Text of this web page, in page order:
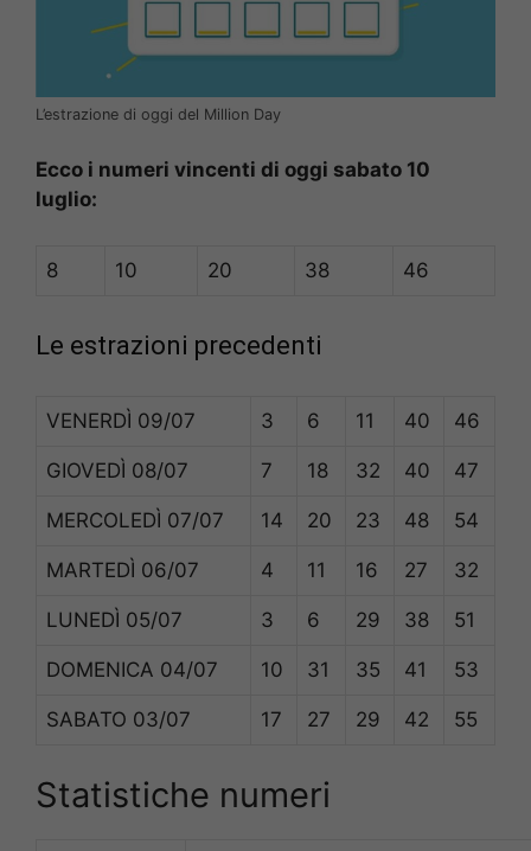
L’estrazione di oggi del Million Day
Ecco i numeri vincenti di oggi sabato 10
luglio:
8 10 20 38 46
Le estrazioni precedenti
VENERDÌ 09/07 3 6 11 40 46
GIOVEDÌ 08/07 7 18 32 40 47
MERCOLEDÌ 07/07 14 20 23 48 54
MARTEDÌ 06/07 4 11 16 27 32
LUNEDÌ 05/07 3 6 29 38 51
DOMENICA 04/07 10 31 35 41 53
SABATO 03/07 17 27 29 42 55
Statistiche numeri